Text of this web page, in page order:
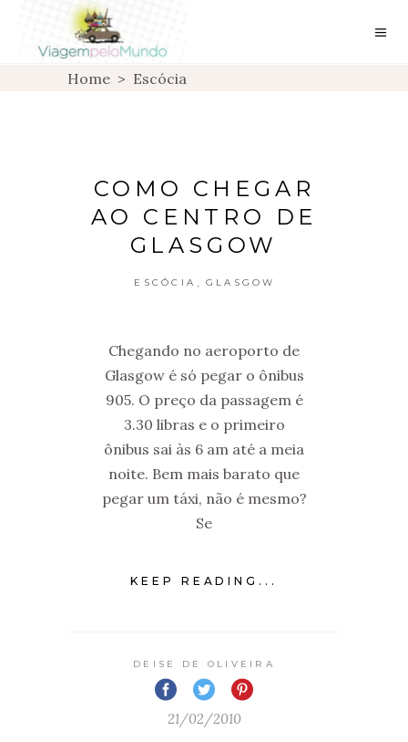
Home > Escócia
COMO CHEGAR
AO CENTRO DE
GLASGOW
ESCÓCIA GLASGOW
Chegando no aeroporto de
Glasgow é só pegar o ônibus
905. O preço da passagem é
3.30 libras e o primeiro
ônibus sai às 6 am até a meia
noite. Bem mais barato que
pegar um táxi, não é mesmo?
Se
KEEP READING...
DEISE DE OLIVEIRA
21/02/2010